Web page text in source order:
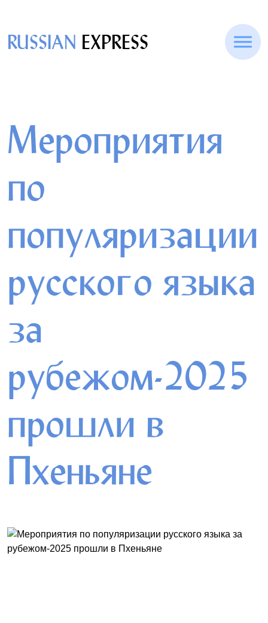
RUSSIAN EXPRESS
Мероприятия
по
популяризации
русского языка
за
рубежом-2025
прошли в
Пхеньяне